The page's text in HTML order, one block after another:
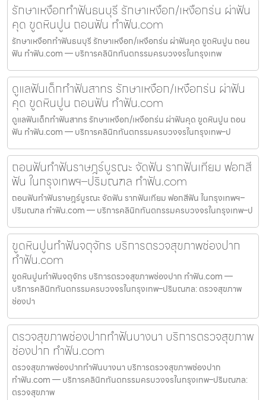
รักษาเหงือกทำฟันธนบุรี รักษาเหงือก/เหงือกร่น ผ่าฟัน
คุด ขูดหินปูน ถอนฟัน ทำฟัน.com
รักษาเหงือกทำฟันธนบุรี รักษาเหงือก/เหงือกร่น ผ่าฟันคุด ขูดหินปูน ถอน
ฟัน ทำฟัน.com — บริการคลินิกทันตกรรมครบวงจรในกรุงเทพ
ดูแลฟันเด็กทำฟันสาทร รักษาเหงือก/เหงือกร่น ผ่าฟัน
คุด ขูดหินปูน ถอนฟัน ทำฟัน.com
ดูแลฟันเด็กทำฟันสาทร รักษาเหงือก/เหงือกร่น ผ่าฟันคุด ขูดหินปูน ถอน
ฟัน ทำฟัน.com — บริการคลินิกทันตกรรมครบวงจรในกรุงเทพ–ป
ถอนฟันทำฟันราษฎร์บูรณะ จัดฟัน รากฟันเทียม ฟอกสี
ฟัน ในกรุงเทพฯ–ปริมณฑล ทำฟัน.com
ถอนฟันทำฟันราษฎร์บูรณะ จัดฟัน รากฟันเทียม ฟอกสีฟัน ในกรุงเทพฯ–
ปริมณฑล ทำฟัน.com — บริการคลินิกทันตกรรมครบวงจรในกรุงเทพ–ป
ขูดหินปูนทำฟันจตุจักร บริการตรวจสุขภาพช่องปาก
ทำฟัน.com
ขูดหินปูนทำฟันจตุจักร บริการตรวจสุขภาพช่องปาก ทำฟัน.com —
บริการคลินิกทันตกรรมครบวงจรในกรุงเทพ–ปริมณฑล: ตรวจสุขภาพ
ช่องปา
ตรวจสุขภาพช่องปากทำฟันบางนา บริการตรวจสุขภาพ
ช่องปาก ทำฟัน.com
ตรวจสุขภาพช่องปากทำฟันบางนา บริการตรวจสุขภาพช่องปาก
ทำฟัน.com — บริการคลินิกทันตกรรมครบวงจรในกรุงเทพ–ปริมณฑล:
ตรวจสุขภาพ